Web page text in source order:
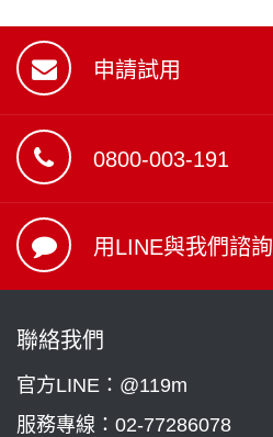
申請試用
0800-003-191
用LINE與我們諮詢
聯絡我們
官方LINE：@119m
服務專線： 02-77286078